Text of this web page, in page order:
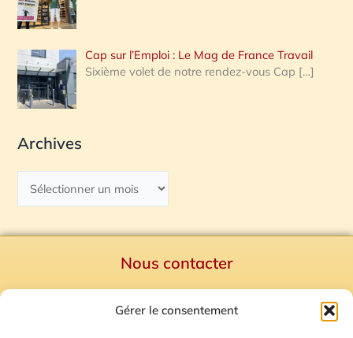
Gérer le consentement
Cap sur l’Emploi : Le Mag de France Travail
Sixième volet de notre rendez-vous Cap […]
Archives
Nous contacter